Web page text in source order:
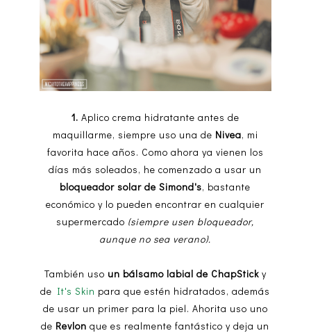
1. Aplico crema hidratante antes de
maquillarme, siempre uso una de Nivea, mi
favorita hace años. Como ahora ya vienen los
días más soleados, he comenzado a usar un
bloqueador solar de Simond's, bastante
económico y lo pueden encontrar en cualquier
supermercado (siempre usen bloqueador,
aunque no sea verano).
También uso un bálsamo labial de ChapSticky
de It's Skin para que estén hidratados, además
de usar un primer para la piel. Ahorita uso uno
de Revlon que es realmente fantástico y deja un